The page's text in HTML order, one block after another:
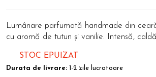
Lumânare parfumată handmade din
cu aromă de tutun și vanilie. Intensă,
STOC EPUIZAT
Durata de livrare: 1-2 zile lucratoare